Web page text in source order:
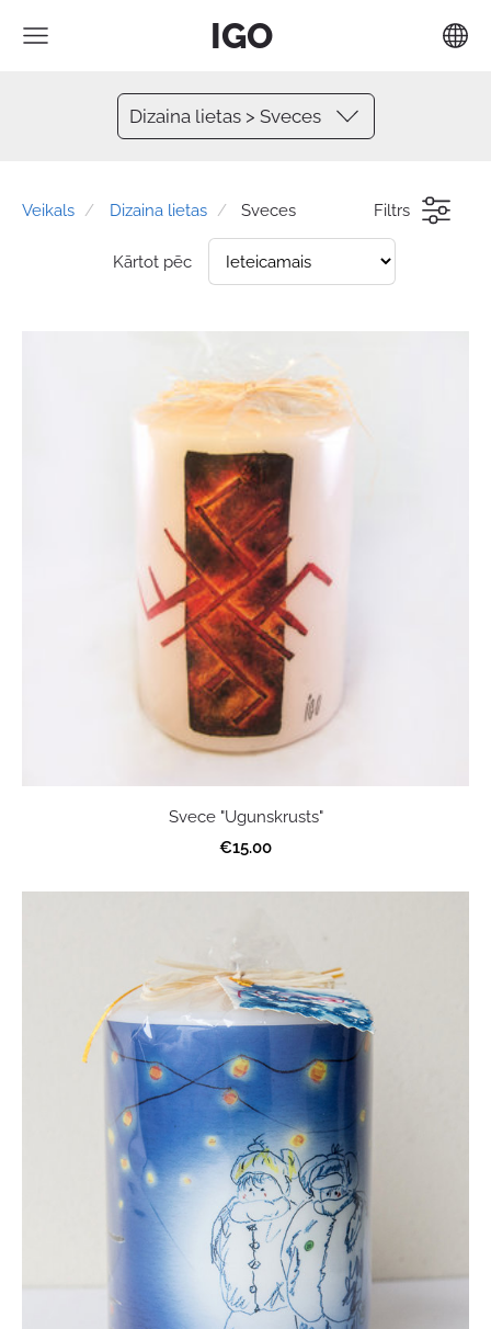
IGO
Dizaina lietas > Sveces
Veikals Dizaina lietas Sveces Filtrs
Kārtot pēc
Svece "Ugunskrusts"
€15.00